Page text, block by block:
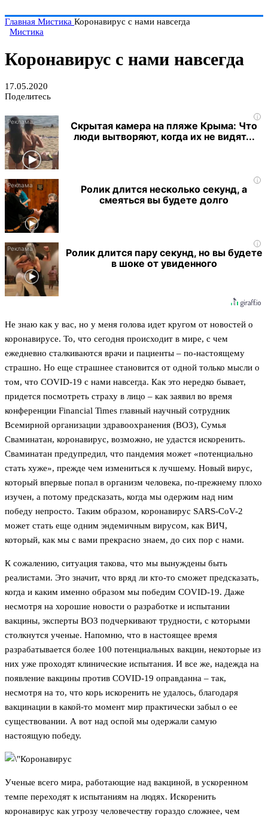
Главная Мистика Коронавирус с нами навсегда
Мистика
Коронавирус с нами навсегда
17.05.2020
Поделитесь
i
Скрытая камера на пляже Крыма: Что
люди вытворяют, когда их не видят...
i
Ролик длится несколько секунд, а
смеяться вы будете долго
i
Ролик длится пару секунд, но вы будете
в шоке от увиденного
Не знаю как у вас, но у меня голова идет кругом от новостей о
коронавирусе. То, что сегодня происходит в мире, с чем
ежедневно сталкиваются врачи и пациенты – по-настоящему
страшно. Но еще страшнее становится от одной только мысли о
том, что COVID-19 с нами навсегда. Как это нередко бывает,
придется посмотреть страху в лицо – как заявил во время
конференции Financial Times главный научный сотрудник
Всемирной организации здравоохранения (ВОЗ), Сумья
Сваминатан, коронавирус, возможно, не удастся искоренить.
Сваминатан предупредил, что пандемия может «потенциально
стать хуже», прежде чем измениться к лучшему. Новый вирус,
который впервые попал в организм человека, по-прежнему плохо
изучен, а потому предсказать, когда мы одержим над ним
победу непросто. Таким образом, коронавирус SARS-CoV-2
может стать еще одним эндемичным вирусом, как ВИЧ,
который, как мы с вами прекрасно знаем, до сих пор с нами.
К сожалению, ситуация такова, что мы вынуждены быть
реалистами. Это значит, что вряд ли кто-то сможет предсказать,
когда и каким именно образом мы победим COVID-19. Даже
несмотря на хорошие новости о разработке и испытании
вакцины, эксперты ВОЗ подчеркивают трудности, с которыми
столкнутся ученые. Напомню, что в настоящее время
разрабатывается более 100 потенциальных вакцин, некоторые из
них уже проходят клинические испытания. И все же, надежда на
появление вакцины против COVID-19 оправданна – так,
несмотря на то, что корь искоренить не удалось, благодаря
вакцинации в какой-то момент мир практически забыл о ее
существовании. А вот над оспой мы одержали самую
настоящую победу.
Ученые всего мира, работающие над вакциной, в ускоренном
темпе переходят к испытаниям на людях. Искоренить
коронавирус как угрозу человечеству гораздо сложнее, чем